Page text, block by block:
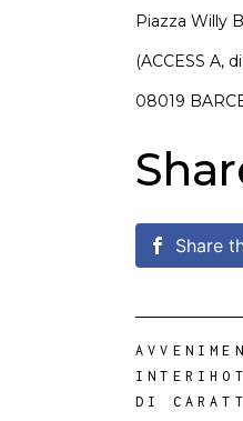
Piazza Willy
(ACCESS A,
08019
Share
DI